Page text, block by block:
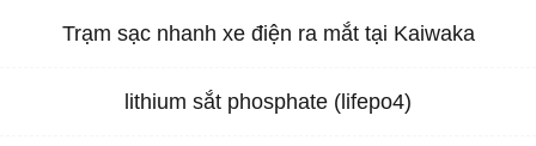
Trạm sạc nhanh xe điện ra mắt tại Kaiwaka
lithium sắt phosphate (lifepo4)